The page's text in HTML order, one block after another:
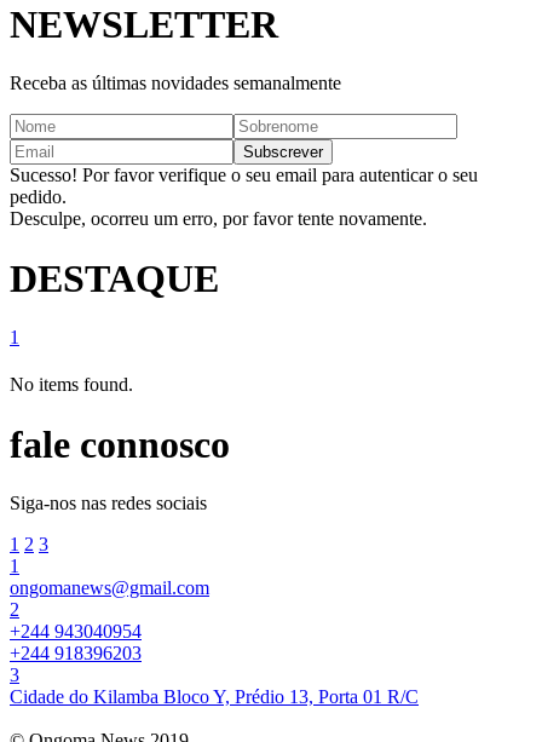
NEWSLETTER
Receba as últimas novidades semanalmente
Sucesso! Por favor verifique o seu email para autenticar o seu
pedido.
Desculpe, ocorreu um erro, por favor tente novamente.
DESTAQUE
1
No items found.
fale connosco
Siga-nos nas redes sociais
1 2 3
1
ongomanews@gmail.com
2
+244 943040954
+244 918396203
3
Cidade do Kilamba Bloco Y, Prédio 13, Porta 01 R/C